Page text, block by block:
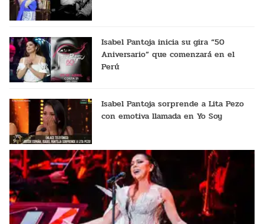
Isabel Pantoja inicia su gira “50
Aniversario” que comenzará en el
Perú
Isabel Pantoja sorprende a Lita Pezo
con emotiva llamada en Yo Soy